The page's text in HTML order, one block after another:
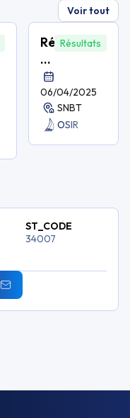
Voir tout
Régate
de
Bassin
Régate
de
réserve
Résultats
06/04/2025
SNBT
OSIR
ST_CODE
34007